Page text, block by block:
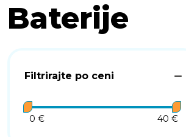
Baterije
Filtrirajte po ceni
0 € 40 €